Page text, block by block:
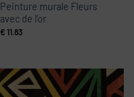
Peinture murale Fleurs
avec de l’or
€ 11.83